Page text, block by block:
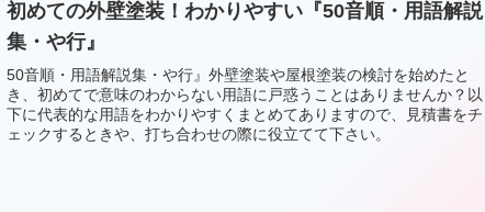
初めての外壁塗装！わかりやすい『50音順・用語解説
集・や行』
50音順・用語解説集・や行』外壁塗装や屋根塗装の検討を始めたと
き、初めてで意味のわからない用語に戸惑うことはありませんか？以
下に代表的な用語をわかりやすくまとめてありますので、見積書をチ
ェックするときや、打ち合わせの際に役立てて下さい。